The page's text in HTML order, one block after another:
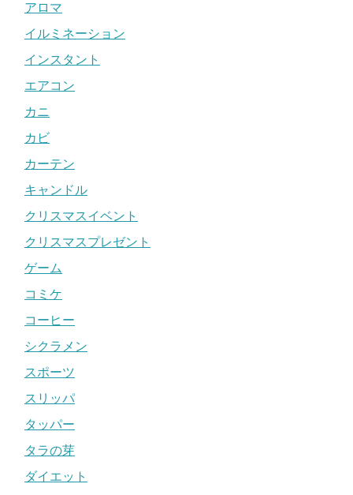
アロマ
イルミネーション
インスタント
エアコン
カニ
カビ
カーテン
キャンドル
クリスマスイベント
クリスマスプレゼント
ゲーム
コミケ
コーヒー
シクラメン
スポーツ
スリッパ
タッパー
タラの芽
ダイエット